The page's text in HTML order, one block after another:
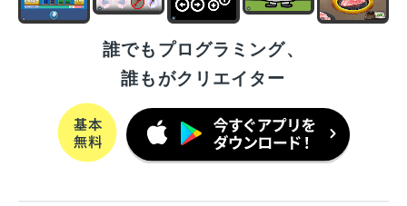
誰でもプログラミング、
誰もがクリエイター